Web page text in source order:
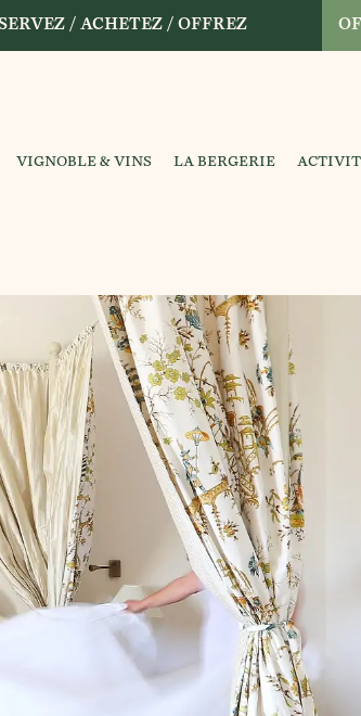
/ ACHETEZ / OFFREZ
VIGNOBLE & VINS LA BERGERIE